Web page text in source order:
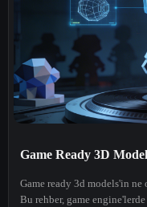
Game Ready 3D
Game ready 3d models'in ne
Bu rehber, game